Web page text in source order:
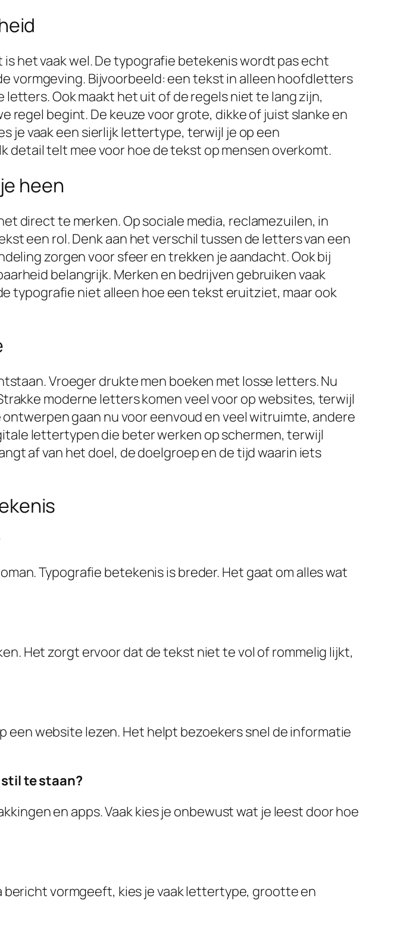
het vaak wel. De typografie betekenis wordt pas echt
vormgeving. Bijvoorbeeld: een tekst in alleen hoofdletters
Ook maakt het uit of de regels niet te lang zijn,
regel begint. De keuze voor grote, dikke of juist slanke en
je vaak een sierlijk lettertype, terwijl je op een
detail telt mee voor hoe de tekst op mensen overkomt.
heen
direct te merken. Op sociale media, reclamezuilen, in
een rol. Denk aan het verschil tussen de letters van een
zorgen voor sfeer en trekken je aandacht. Ook bij
belangrijk. Merken en bedrijven gebruiken vaak
typografie niet alleen hoe een tekst eruitziet, maar ook
Vroeger drukte men boeken met losse letters. Nu
moderne letters komen veel voor op websites, terwijl
gaan nu voor eenvoud en veel witruimte, andere
lettertypen die beter werken op schermen, terwijl
af van het doel, de doelgroep en de tijd waarin iets
Typografie betekenis is breder. Het gaat om alles wat
Het zorgt ervoor dat de tekst niet te vol of rommelig lijkt,
website lezen. Het helpt bezoekers snel de informatie
te staan?
en apps. Vaak kies je onbewust wat je leest door hoe
vormgeeft, kies je vaak lettertype, grootte en